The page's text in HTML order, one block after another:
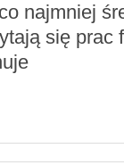
najmniej
się